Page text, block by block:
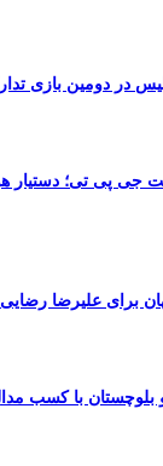
در دومین بازی
پی تی؛ دستیار
برای علیرضا رضایی
و بلوچستان با کسب